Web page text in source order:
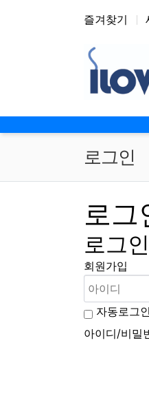
즐겨찾기
메인 메뉴
로그인
로그
로그인
회원가입
자동로그인
아이디/비밀